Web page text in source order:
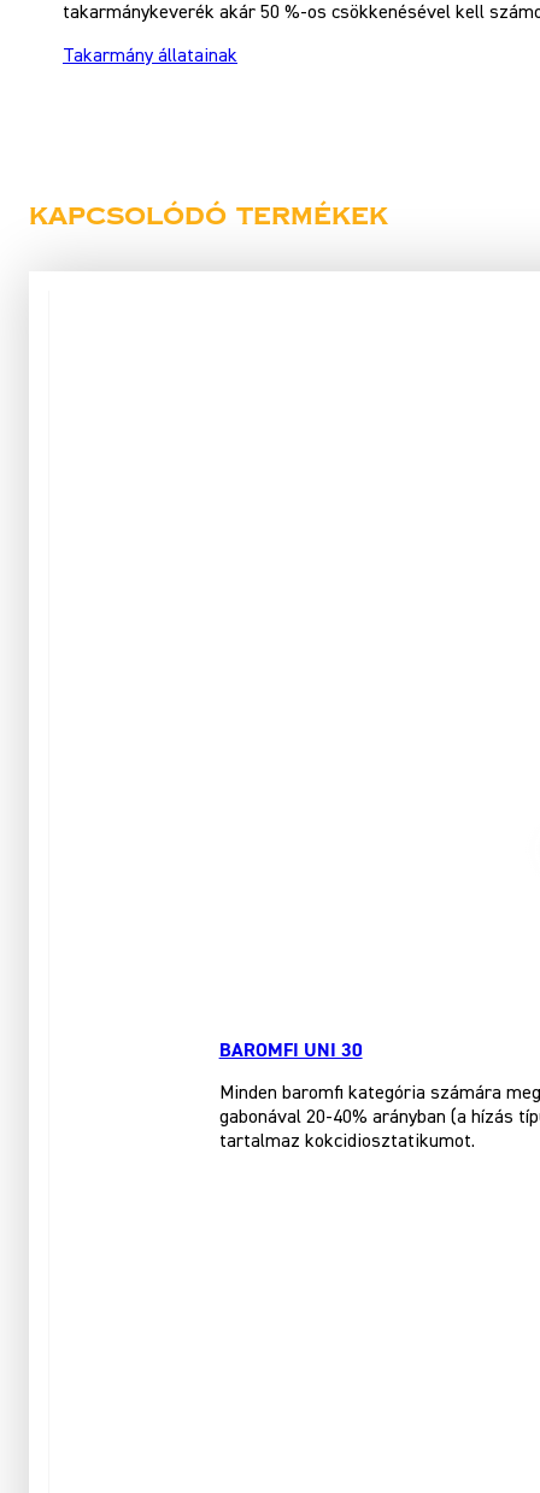
takarmánykeverék akár 50 %-os csökkenésével kell
Takarmány állatainak
Kapcsolódó termékek
BAROMFI UNI 30
Minden baromfi kategória számára
gabonával 20-40% arányban (a hízás
tartalmaz kokcidiosztatikumot.